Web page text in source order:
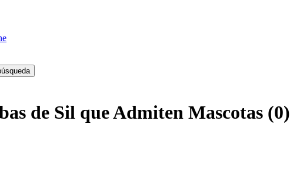
de Sil que Admiten Mascotas (0)